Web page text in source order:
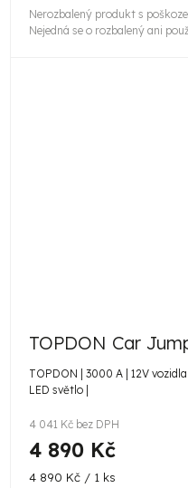
Nerozbalený produkt s
Nejedná se o rozbalený ani
TOPDON Car
TOPDON | 3000 A | 12V
LED světlo |
4 041 Kč bez DPH
4 890 Kč
Měrná
4 890 Kč / 1 ks